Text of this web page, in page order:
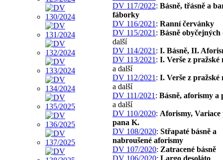
DV 117/2022: Básně, třásně a
fáborky
DV 116/2021 : Ranní červánky
DV 115/2021 : Básně obyčejných
další
DV 114/2021 : I. Básně, II.
DV 113/2021 : I. Verše z pražské
a další
DV 112/2021 : I. Verše z pražské
a další
DV 111/2021 : Básně, aforismy a
a další
DV 110/2020: Aforismy, Variace
pana K.
DV 108/2020: Střapaté básně a
nabroušené aforismy
DV 107/2020: Zatracené básně
DV 106/2020: Largo desoláto